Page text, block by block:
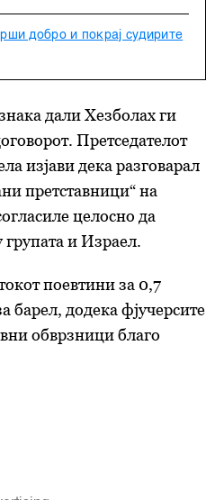
добро и покрај судирите
дали Хезболах ги
Претседателот
изјави дека разговарал
претставници“ на
целосно да
групата и Израел.
поевтини за 0,7
барел, додека фјучерсите
обврзници благо